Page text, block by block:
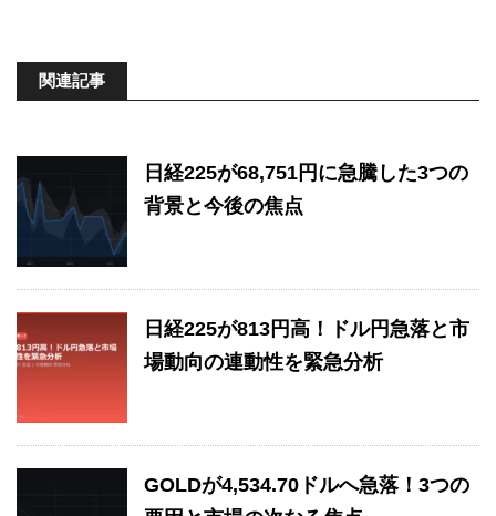
関連記事
日経225が68,751円に急騰した3つの
背景と今後の焦点
日経225が813円高！ドル円急落と市
場動向の連動性を緊急分析
GOLDが4,534.70ドルへ急落！3つの